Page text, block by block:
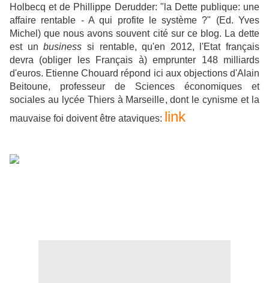
Holbecq et de Phillippe Derudder: "la Dette publique: une
affaire rentable - A qui profite le système ?" (Ed. Yves
Michel) que nous avons souvent cité sur ce blog. La dette
est unbusiness si rentable, qu'en 2012, l'Etat français
devra (obliger les Français à) emprunter 148 milliards
d'euros. Etienne Chouard répond ici aux objections d'Alain
Beitoune, professeur de Sciences économiques et
sociales au lycée Thiers à Marseille, dont le cynisme et la
mauvaise foi doivent être ataviques: link